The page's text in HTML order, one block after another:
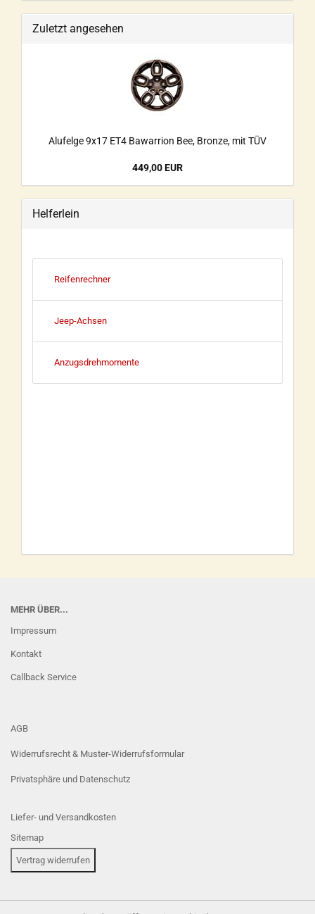
Zuletzt angesehen
Alufelge 9x17 ET4 Bawarrion Bee, Bronze, mit TÜV
449,00 EUR
Helferlein
Reifenrechner
Jeep-Achsen
Anzugsdrehmomente
MEHR ÜBER...
Impressum
Kontakt
Callback Service
AGB
Widerrufsrecht & Muster-Widerrufsformular
Privatsphäre und Datenschutz
Liefer- und Versandkosten
Sitemap
Vertrag widerrufen